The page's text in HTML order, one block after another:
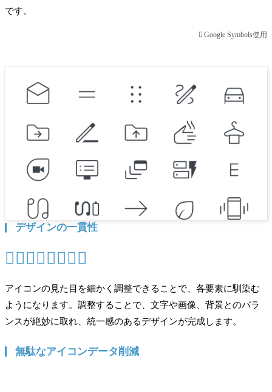
です。
Google Symbols使用
デザインの一貫性

アイコンの見た目を細かく調整できることで、各要素に馴染む
ようになります。調整することで、文字や画像、背景とのバラ
ンスが絶妙に取れ、統一感のあるデザインが完成します。
無駄なアイコンデータ削減